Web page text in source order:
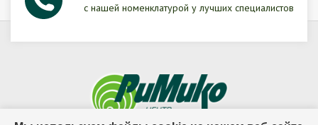
с нашей номенклатурой у лучших специалистов